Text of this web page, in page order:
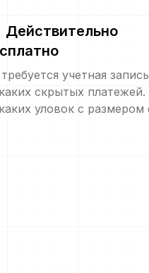
Действительно
учетная
скрытых платежей.
уловок с размером